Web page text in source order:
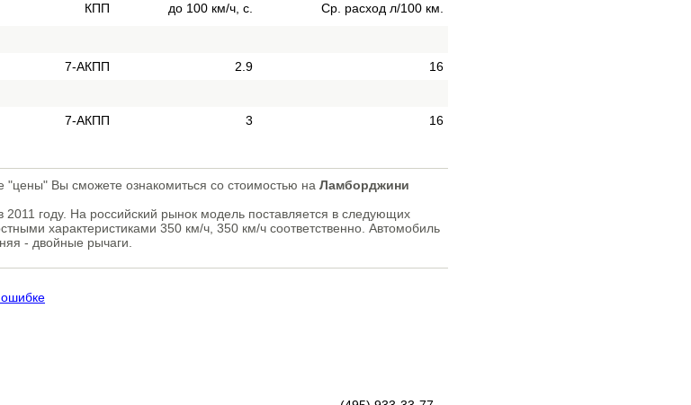
КПП до 100 км/ч, с. Ср. расход л/100 км.
7-АКПП 2.9
16
7-АКПП 3 16
"цены" Вы сможете ознакомиться со стоимостью на Ламборджини
году. На российский рынок модель поставляется в следующих
характеристиками 350 км/ч, 350 км/ч соответственно. Автомобиль
- двойные рычаги.